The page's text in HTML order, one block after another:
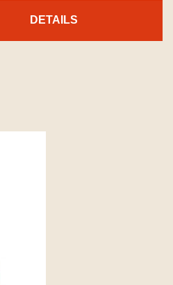
DETAILS